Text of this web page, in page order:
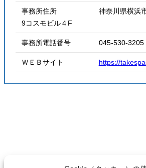
事務所住所 神奈川県横浜市青
9コスモビル４F
事務所電話番号 045-530-3205
ＷＥＢサイト https://